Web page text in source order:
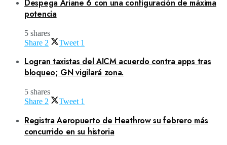
Despega Ariane 6 con una configuración de máxima
potencia
5 shares
Share 2 Tweet 1
Logran taxistas del AICM acuerdo contra apps tras
bloqueo; GN vigilará zona.
5 shares
Share 2 Tweet 1
Registra Aeropuerto de Heathrow su febrero más
concurrido en su historia